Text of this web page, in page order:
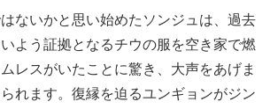
ないかと思い始めたソンジュは、過去
よう証拠となるチウの服を空き家で燃
レスがいたことに驚き、大声をあげま
れます。復縁を迫るユンギョンがジン